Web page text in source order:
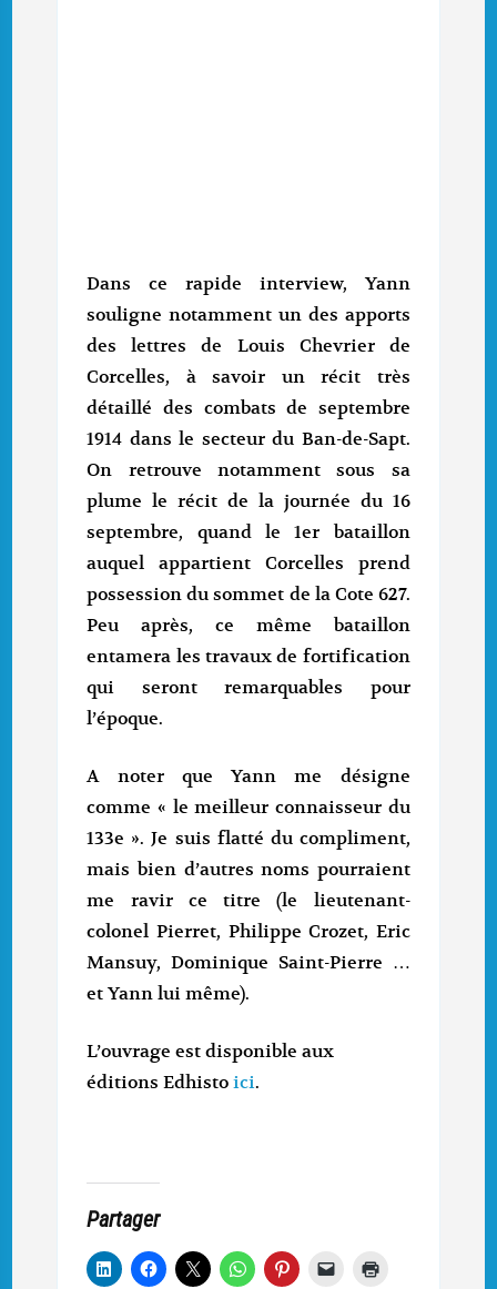
Dans ce rapide interview, Yann
souligne notamment un des apports
des lettres de Louis Chevrier de
Corcelles, à savoir un récit très
détaillé des combats de septembre
1914 dans le secteur du Ban-de-Sapt.
On retrouve notamment sous sa
plume le récit de la journée du 16
septembre, quand le 1er bataillon
auquel appartient Corcelles prend
possession du sommet de la Cote 627.
Peu après, ce même bataillon
entamera les travaux de fortification
qui seront remarquables pour
l’époque.
A noter que Yann me désigne
comme « le meilleur connaisseur du
133e ». Je suis flatté du compliment,
mais bien d’autres noms pourraient
me ravir ce titre (le lieutenant-
colonel Pierret, Philippe Crozet, Eric
Mansuy, Dominique Saint-Pierre …
et Yann lui même).
L’ouvrage est disponible aux
éditions Edhistoici.
Partager